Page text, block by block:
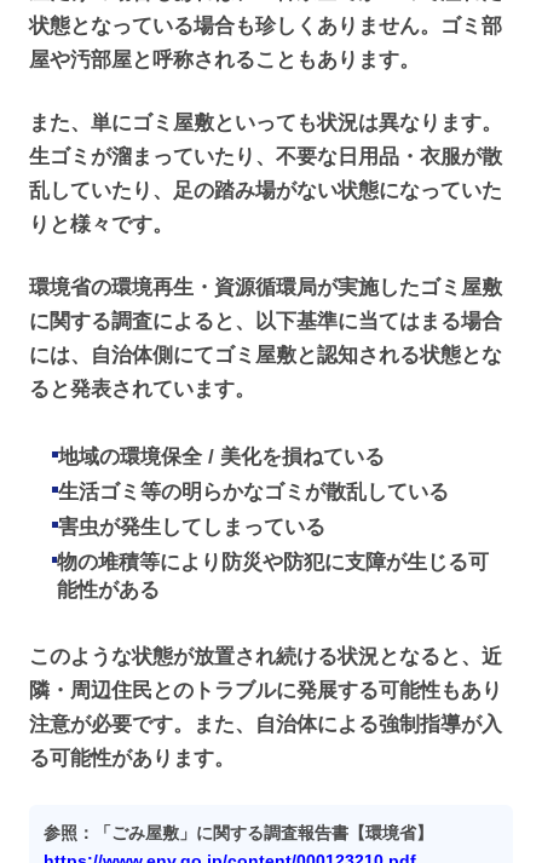
状態となっている場合も珍しくありません。ゴミ部
屋や汚部屋と呼称されることもあります。
また、単にゴミ屋敷といっても状況は異なります。
生ゴミが溜まっていたり、不要な日用品・衣服が散
乱していたり、足の踏み場がない状態になっていた
りと様々です。
環境省の環境再生・資源循環局が実施したゴミ屋敷
に関する調査によると、以下基準に当てはまる場合
には、自治体側にてゴミ屋敷と認知される状態とな
ると発表されています。
地域の環境保全 / 美化を損ねている
生活ゴミ等の明らかなゴミが散乱している
害虫が発生してしまっている
物の堆積等により防災や防犯に支障が生じる可
能性がある
このような状態が放置され続ける状況となると、近
隣・周辺住民とのトラブルに発展する可能性もあり
注意が必要です。また、自治体による強制指導が入
る可能性があります。
参照：「ごみ屋敷」に関する調査報告書【環境省】